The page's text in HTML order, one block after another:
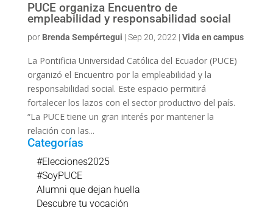
PUCE organiza Encuentro de
empleabilidad y responsabilidad social
por Brenda Sempértegui | Sep 20, 2022 | Vida en campus
La Pontificia Universidad Católica del Ecuador (PUCE)
organizó el Encuentro por la empleabilidad y la
responsabilidad social. Este espacio permitirá
fortalecer los lazos con el sector productivo del país.
“La PUCE tiene un gran interés por mantener la
relación con las...
Categorías
#Elecciones2025
#SoyPUCE
Alumni que dejan huella
Descubre tu vocación